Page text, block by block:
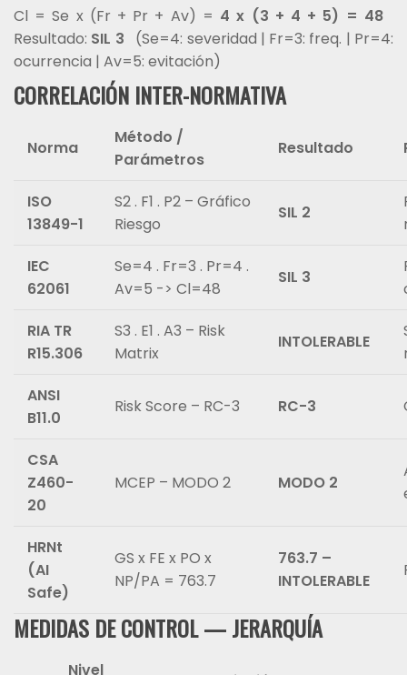
Cl = Se x (Fr + Pr + Av) = 4 x (3 + 4 + 5) = 48
Resultado: SIL 3 (Se=4: severidad | Fr=3: freq. | Pr=4:
ocurrencia | Av=5: evitación)
CORRELACIÓN INTER-NORMATIVA
Norma
Método /
Parámetros
Resultado
ISO
13849-1
S2 . F1 . P2 – Gráfico
Riesgo
SIL 2
IEC
62061
Se=4 . Fr=3 . Pr=4 .
Av=5 -> Cl=48
SIL 3
RIA TR
R15.306
S3 . E1 . A3 – Risk
Matrix
INTOLERABLE
ANSI
B11.0
Risk Score – RC-3 RC-3
CSA
Z460-
20
MCEP – MODO 2 MODO 2
HRNt
(AI
Safe)
GS x FE x PO x
NP/PA = 763.7
763.7 –
INTOLERABLE
MEDIDAS DE CONTROL — JERARQUÍA
Nivel